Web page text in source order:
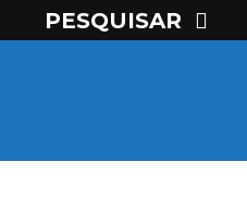
PESQUISAR